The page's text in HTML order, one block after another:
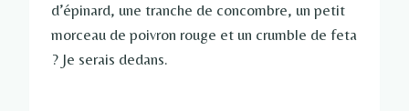
d’épinard, une tranche de concombre, un petit
morceau de poivron rouge et un crumble de feta
? Je serais dedans.